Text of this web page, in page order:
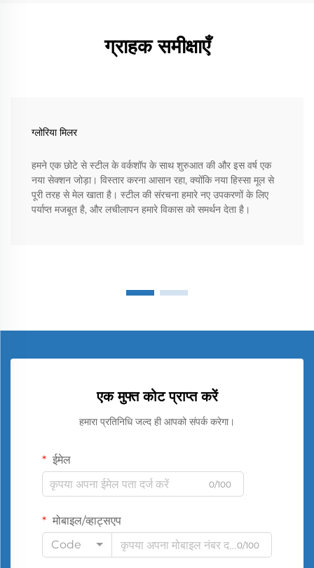
ग्राहक समीक्षाएँ
ग्लोरिया मिलर
हमने एक छोटे से स्टील के वर्कशॉप के साथ शुरुआत की और इस वर्ष एक
नया सेक्शन जोड़ा। विस्तार करना आसान रहा, क्योंकि नया हिस्सा मूल से
पूरी तरह से मेल खाता है। स्टील की संरचना हमारे नए उपकरणों के लिए
पर्याप्त मजबूत है, और लचीलापन हमारे विकास को समर्थन देता है।
एक मुफ्त कोट प्राप्त करें
हमारा प्रतिनिधि जल्द ही आपको संपर्क करेगा।
ईमेल
0/100
मोबाइल/व्हाट्सएप
Code
0/100